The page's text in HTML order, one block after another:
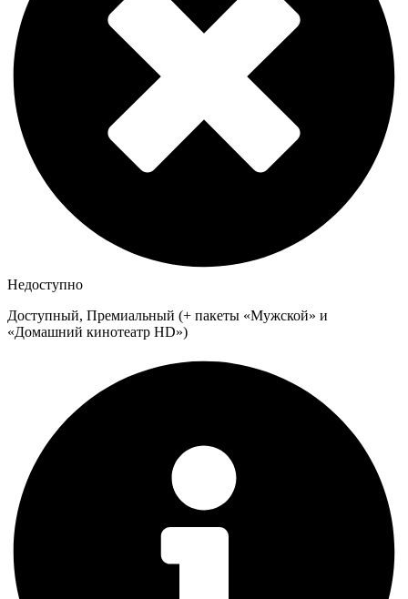
Недоступно
Доступный, Премиальный (+ пакеты «Мужской» и
«Домашний кинотеатр HD»)